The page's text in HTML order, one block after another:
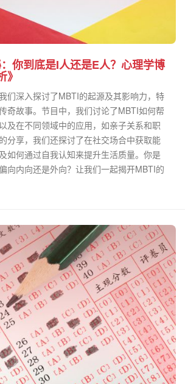
：你到底是I人还是E人？心理学博
们深入探讨了MBTI的起源及其影响力，特
奇故事。节目中，我们讨论了MBTI如何帮
及在不同领域中的应用，如亲子关系和职
分享，我们还探讨了在社交场合中获取能
如何通过自我认知来提升生活质量。你是
向内向还是外向？让我们一起揭开MBTI的